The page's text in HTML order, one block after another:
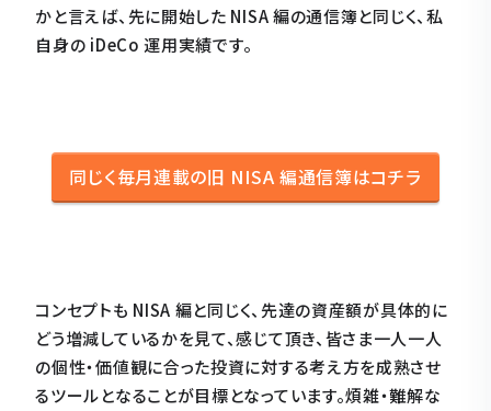
かと言えば、先に開始した NISA 編の通信簿と同じく、私
自身の iDeCo 運用実績です。
同じく毎月連載の旧 NISA 編通信簿はコチラ
コンセプトも NISA 編と同じく、先達の資産額が具体的に
どう増減しているかを見て、感じて頂き、皆さま一人一人
の個性・価値観に合った投資に対する考え方を成熟させ
るツールとなることが目標となっています。煩雑・難解な